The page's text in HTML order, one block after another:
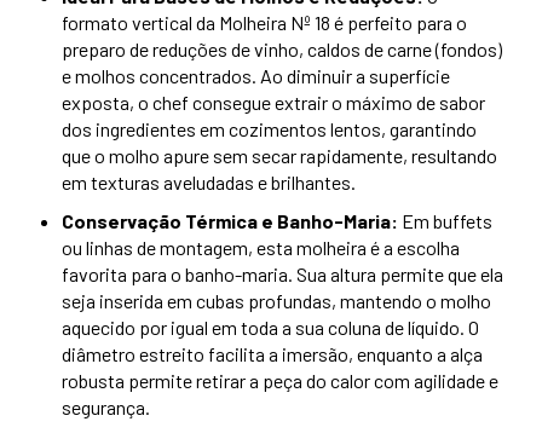
formato vertical da Molheira Nº 18 é perfeito para o
preparo de reduções de vinho, caldos de carne (fondos)
e molhos concentrados. Ao diminuir a superfície
exposta, o chef consegue extrair o máximo de sabor
dos ingredientes em cozimentos lentos, garantindo
que o molho apure sem secar rapidamente, resultando
em texturas aveludadas e brilhantes.
Conservação Térmica e Banho-Maria: Em buffets
ou linhas de montagem, esta molheira é a escolha
favorita para o banho-maria. Sua altura permite que ela
seja inserida em cubas profundas, mantendo o molho
aquecido por igual em toda a sua coluna de líquido. O
diâmetro estreito facilita a imersão, enquanto a alça
robusta permite retirar a peça do calor com agilidade e
segurança.